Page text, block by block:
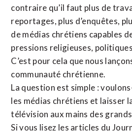
contraire qu’il faut plus de
reportages, plus d’enquêtes,
de médias chrétiens capables
pressions religieuses,
C’est pour cela que nous
communauté chrétienne.
La question est simple :
les médias chrétiens et laisser
télévision aux mains des
Si vous lisez les articles du